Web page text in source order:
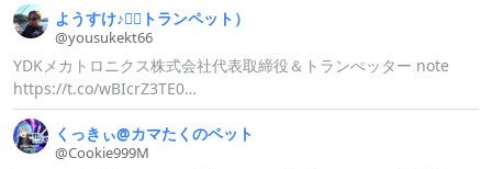
ようすけ♪（ トランペット）
@yousukekt66
YDKメカトロニクス株式会社代表取締役＆トランぺッター note
https://t.co/wBIcrZ3TE0…
くっきぃ@カマたくのペット
@Cookie999M